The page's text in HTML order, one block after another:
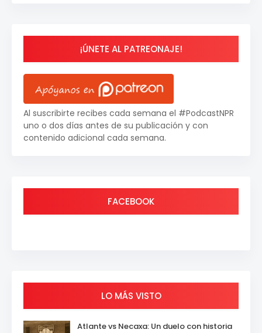
¡ÚNETE AL PATREONAJE!
Al suscribirte recibes cada semana el #PodcastNPR
uno o dos días antes de su publicación y con
contenido adicional cada semana.
FACEBOOK
LO MÁS VISTO
Atlante vs Necaxa: Un duelo con historia